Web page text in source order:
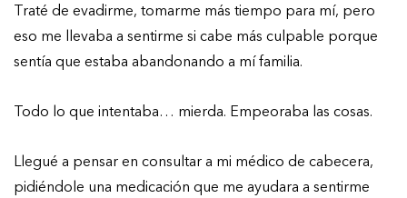
Traté de evadirme, tomarme más tiempo para mí, pero
eso me llevaba a sentirme si cabe más culpable porque
sentía que estaba abandonando a mí familia.
Todo lo que intentaba… mierda. Empeoraba las cosas.
Llegué a pensar en consultar a mi médico de cabecera,
pidiéndole una medicación que me ayudara a sentirme